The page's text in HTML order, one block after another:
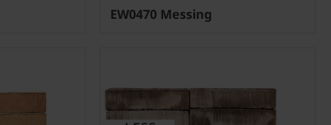
EW0470 Messing